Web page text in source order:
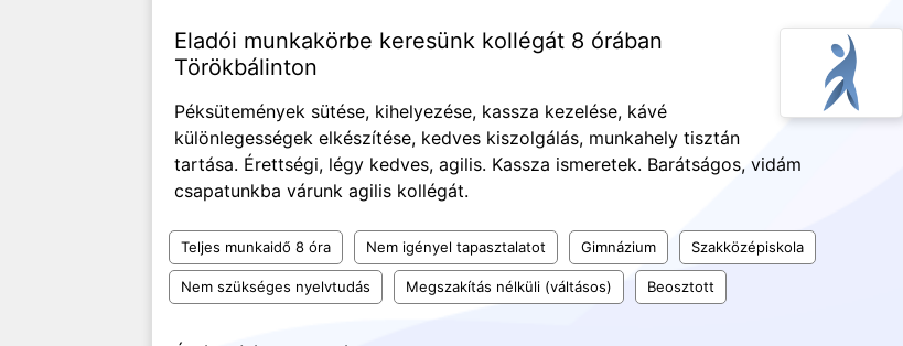
Eladói munkakörbe keresünk kollégát 8 órában
Törökbálinton
Péksütemények sütése, kihelyezése, kassza kezelése, kávé
különlegességek elkészítése, kedves kiszolgálás, munkahely tisztán
tartása. Érettségi, légy kedves, agilis. Kassza ismeretek. Barátságos, vidám
csapatunkba várunk agilis kollégát.
Teljes munkaidő 8 óra Nem igényel tapasztalatot Gimnázium Szakközépiskola
Nem szükséges nyelvtudás Megszakítás nélküli (váltásos) Beosztott